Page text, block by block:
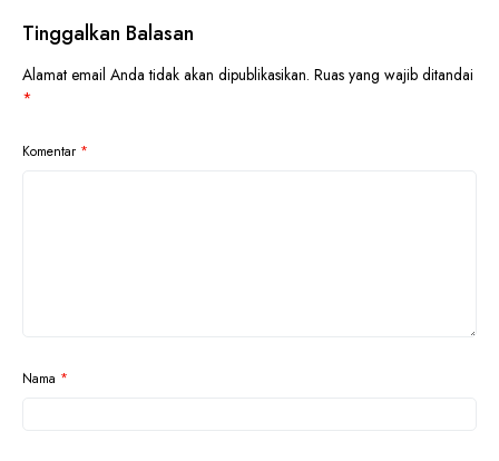
Tinggalkan Balasan
Alamat email Anda tidak akan dipublikasikan. Ruas yang wajib ditandai
*
Komentar *
Nama *